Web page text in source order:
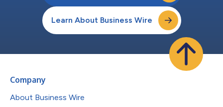
Learn About Business Wire
Company
About Business Wire